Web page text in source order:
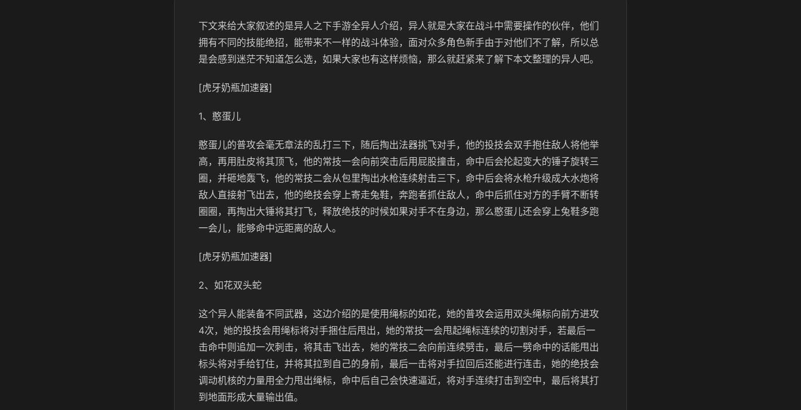
下文来给大家叙述的是异人之下手游全异人介绍，异人就是大家在战斗中需要操作的伙伴，他们
拥有不同的技能绝招，能带来不一样的战斗体验，面对众多角色新手由于对他们不了解，所以总
是会感到迷茫不知道怎么选，如果大家也有这样烦恼，那么就赶紧来了解下本文整理的异人吧。
[虎牙奶瓶加速器]
1、憨蛋儿
憨蛋儿的普攻会毫无章法的乱打三下，随后掏出法器挑飞对手，他的投技会双手抱住敌人将他举
高，再用肚皮将其顶飞，他的常技一会向前突击后用屁股撞击，命中后会抡起变大的锤子旋转三
圈，并砸地轰飞，他的常技二会从包里掏出水枪连续射击三下，命中后会将水枪升级成大水炮将
敌人直接射飞出去，他的绝技会穿上寄走兔鞋，奔跑者抓住敌人，命中后抓住对方的手臂不断转
圈圈，再掏出大锤将其打飞，释放绝技的时候如果对手不在身边，那么憨蛋儿还会穿上兔鞋多跑
一会儿，能够命中远距离的敌人。
[虎牙奶瓶加速器]
2、如花双头蛇
这个异人能装备不同武器，这边介绍的是使用绳标的如花，她的普攻会运用双头绳标向前方进攻
4次，她的投技会用绳标将对手捆住后甩出，她的常技一会甩起绳标连续的切割对手，若最后一
击命中则追加一次刺击，将其击飞出去，她的常技二会向前连续劈击，最后一劈命中的话能甩出
标头将对手给钉住，并将其拉到自己的身前，最后一击将对手拉回后还能进行连击，她的绝技会
调动机核的力量用全力甩出绳标，命中后自己会快速逼近，将对手连续打击到空中，最后将其打
到地面形成大量输出值。